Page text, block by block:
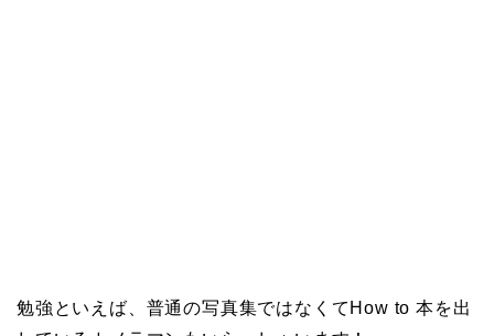
勉強といえば、普通の写真集ではなくてHow to 本を出